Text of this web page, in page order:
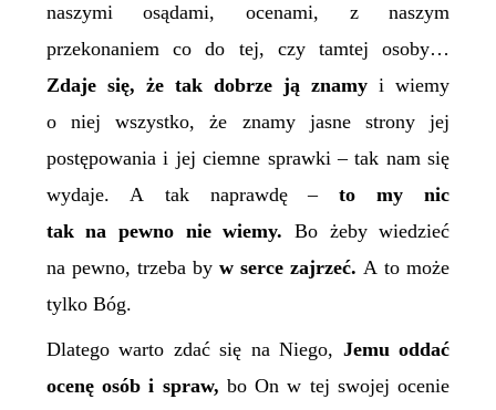
naszymi osądami, ocenami, z naszym
przekonaniem co do tej, czy tamtej osoby…
Zdaje się, że tak dobrze ją znamy i wiemy
o niej wszystko, że znamy jasne strony jej
postępowania i jej ciemne sprawki – tak nam się
wydaje. A tak naprawdę –to my nic
tak na pewno nie wiemy. Bo żeby wiedzieć
na pewno, trzeba by w serce zajrzeć.A to może
tylko Bóg.
Dlatego warto zdać się na Niego, Jemu oddać
ocenę osób i spraw, bo On w tej swojej ocenie